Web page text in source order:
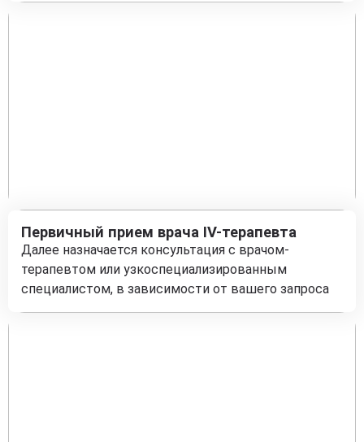
Первичный прием врача IV-терапевта
Далее назначается консультация с врачом-
терапевтом или узкоспециализированным
специалистом, в зависимости от вашего запроса